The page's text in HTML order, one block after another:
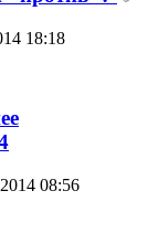
18:18
08:56